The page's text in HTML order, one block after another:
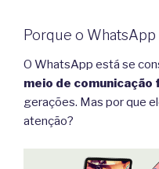
Porque o
O WhatsApp está se
meio de
gerações. Mas por que
atenção?